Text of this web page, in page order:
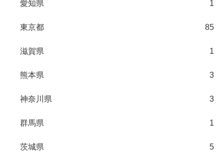
愛知県 1
東京都 85
滋賀県 1
熊本県 3
神奈川県 3
群馬県 1
茨城県 5